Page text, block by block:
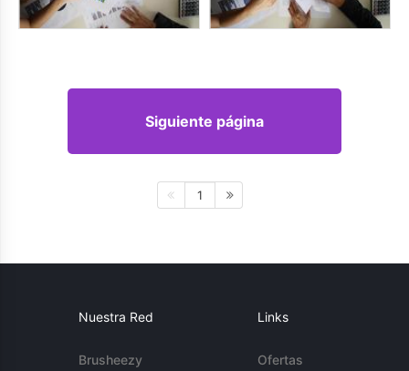
Siguiente página
1
Nuestra Red
Brusheezy
Links
Ofertas